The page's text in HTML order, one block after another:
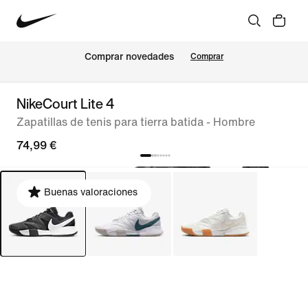
Comprar novedades Comprar
NikeCourt Lite 4
Zapatillas de tenis para tierra batida - Hombre
74,99 €
Buenas valoraciones